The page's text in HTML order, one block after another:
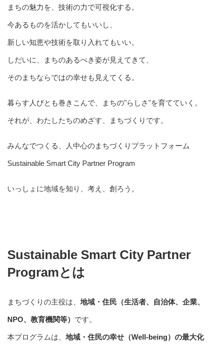
まちの魅力を、技術の力で可視化する。
今あるものを活かしてもいいし、
新しい知恵や技術を取り入れてもいい。
しだいに、まちのあるべき姿が見えてきて、
そのまちならではの幸せも見えてくる。
暮らす人びとも巻きこんで、まちの"らしさ"を育てていく。
それが、わたしたちのめざす、まちづくりです。
みんなでつくる、人中心のまちづくりプラットフォーム
Sustainable Smart City Partner Program
いっしょに地域を知り、考え、創ろう。
Sustainable Smart City Partner
Programとは
まちづくりの主役は、 地域・住民（生活者、自治体、企業、
NPO、教育機関等） です。
本プログラムは、 地域・住民の幸せ（Well-being）の最大化